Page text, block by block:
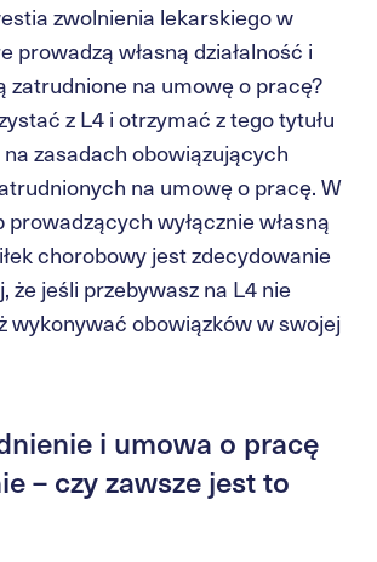
zwolnienia lekarskiego w
prowadzą własną działalność i
zatrudnione na umowę o pracę?
z L4 i otrzymać z tego tytułu
zasadach obowiązujących
na umowę o pracę. W
prowadzących wyłącznie własną
chorobowy jest zdecydowanie
że jeśli przebywasz na L4 nie
wykonywać obowiązków w swojej
i umowa o pracę
– czy zawsze jest to